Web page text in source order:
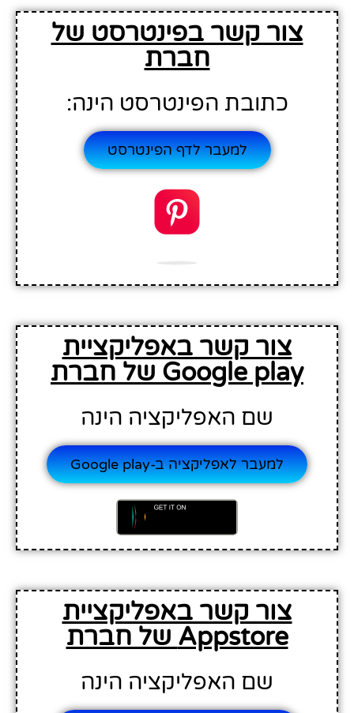
צור קשר בפינטרסט של
חברת
כתובת הפינטרסט הינה:
למעבר לדף הפינטרסט
צור קשר באפליקציית
Google play של חברת
שם האפליקציה הינה
למעבר לאפליקציה ב-Google play
צור קשר באפליקציית
Appstore של חברת
שם האפליקציה הינה